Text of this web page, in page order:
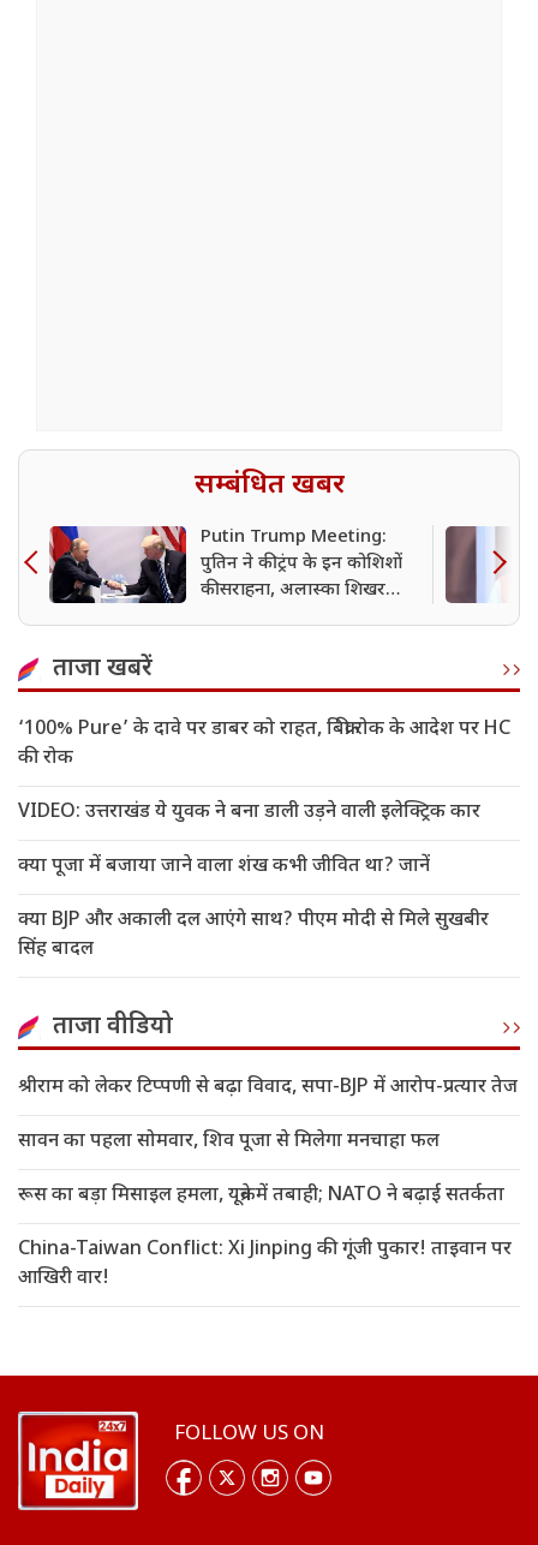
सम्बंधित खबर
Putin Trump Meeting:
पुतिन ने की ट्रंप के इन कोशिशों
की सराहना, अलास्का शिखर
ताजा खबरें
‘100% Pure’ के दावे पर डाबर को राहत, बिक्री रोक के आदेश पर HC
की रोक
VIDEO: उत्तराखंड ये युवक ने बना डाली उड़ने वाली इलेक्ट्रिक कार
क्या पूजा में बजाया जाने वाला शंख कभी जीवित था? जानें
क्या BJP और अकाली दल आएंगे साथ? पीएम मोदी से मिले सुखबीर
सिंह बादल
ताजा वीडियो
श्रीराम को लेकर टिप्पणी से बढ़ा विवाद, सपा-BJP में आरोप-प्रत्यार तेज
सावन का पहला सोमवार, शिव पूजा से मिलेगा मनचाहा फल
रूस का बड़ा मिसाइल हमला, यूक्रेन में तबाही; NATO ने बढ़ाई सतर्कता
China-Taiwan Conflict: Xi Jinping की गूंजी पुकार! ताइवान पर
आखिरी वार!
FOLLOW US ON